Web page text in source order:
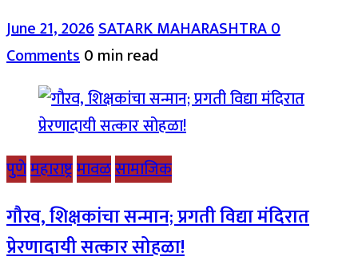
June 21, 2026SATARK MAHARASHTRA0
Comments0 min read
पुणेमहाराष्ट्रमावळसामाजिक
गौरव, शिक्षकांचा सन्मान; प्रगती विद्या मंदिरात
प्रेरणादायी सत्कार सोहळा!